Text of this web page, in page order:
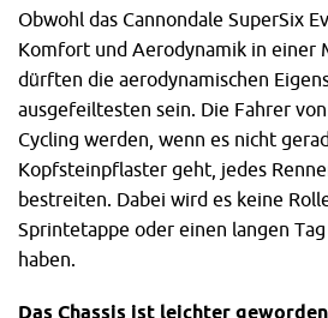
Obwohl das Cannondale SuperSix
Komfort und Aerodynamik in einer
dürften die aerodynamischen
ausgefeiltesten sein. Die Fahrer
Cycling werden, wenn es nicht
Kopfsteinpflaster geht, jedes
bestreiten. Dabei wird es keine
Sprintetappe oder einen langen
haben.
Das Chassis ist leichter geworden